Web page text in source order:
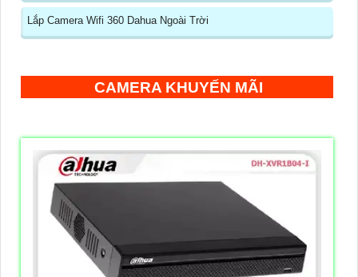
Lắp Camera Wifi 360 Dahua Ngoài Trời
CAMERA KHUYẾN MÃI